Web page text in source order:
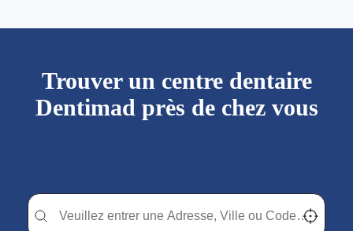
Trouver un centre dentaire
Dentimad près de chez vous
Trouver un centre dentaire Dentimad près de
Trouver un centre dentaire Dentimad près de chez vous Localisez-